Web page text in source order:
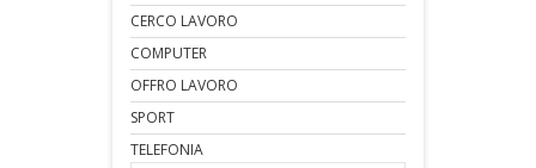
CERCO LAVORO
COMPUTER
OFFRO LAVORO
SPORT
TELEFONIA